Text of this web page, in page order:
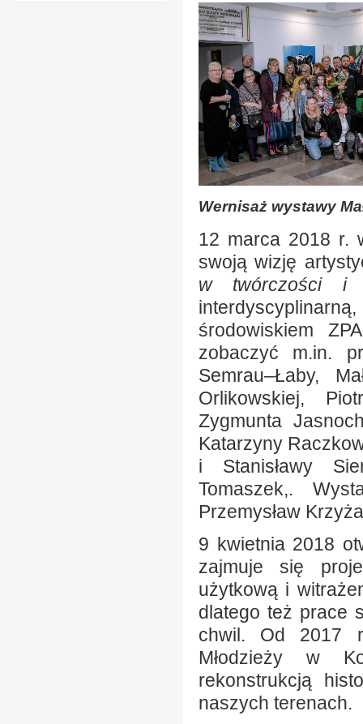
Wernisaż wystawy
12 marca 2018 r.
swoją wizję
w twórczości i
środowiskiem
zobaczyć m.in.
Semrau–Łaby,
Orlikowskiej,
Zygmunta
Katarzyny
i Stanisławy
Tomaszek,.
Przemysław
9 kwietnia 2018
zajmuje się
użytkową i
dlatego też prace
chwil. Od 2017
Młodzieży w
rekonstrukcją
naszych terenach.